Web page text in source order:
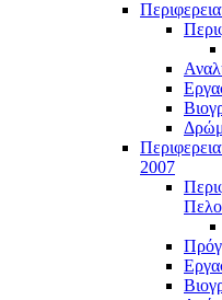
2007